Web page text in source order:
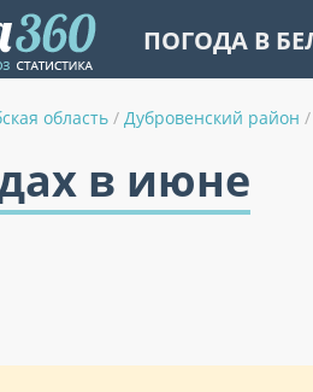
ПОГОДА В
область / Дубровенский район /
в июне